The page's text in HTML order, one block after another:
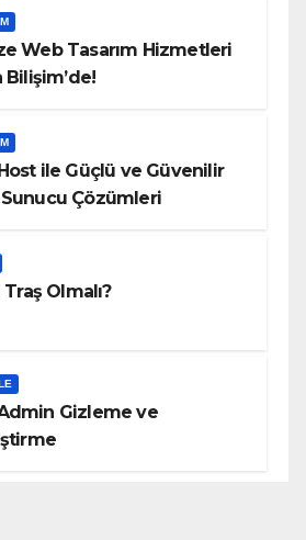
Web Tasarım Hizmetleri
Bilişim’de!
ile Güçlü ve Güvenilir
Sunucu Çözümleri
Traş Olmalı?
Gizleme ve